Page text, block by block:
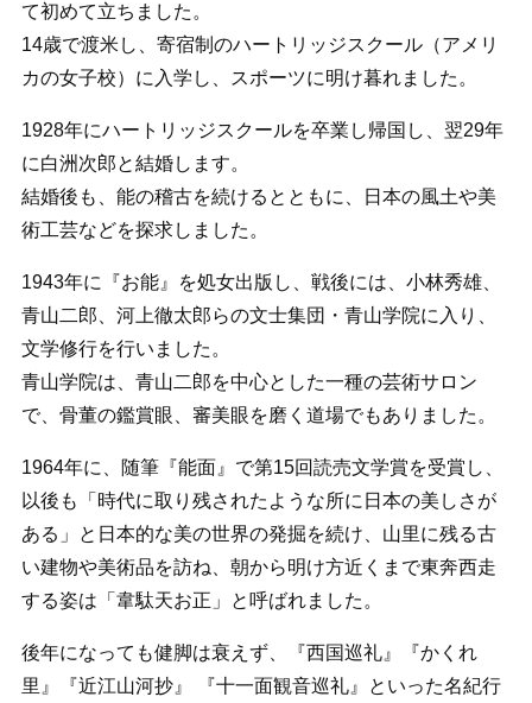
て初めて立ちました。
14歳で渡米し、寄宿制のハートリッジスクール（アメリ
カの女子校）に入学し、スポーツに明け暮れました。
1928年にハートリッジスクールを卒業し帰国し、翌29年
に白洲次郎と結婚します。
結婚後も、能の稽古を続けるとともに、日本の風土や美
術工芸などを探求しました。
1943年に『お能』を処女出版し、戦後には、小林秀雄、
青山二郎、河上徹太郎らの文士集団・青山学院に入り、
文学修行を行いました。
青山学院は、青山二郎を中心とした一種の芸術サロン
で、骨董の鑑賞眼、審美眼を磨く道場でもありました。
1964年に、随筆『能面』で第15回読売文学賞を受賞し、
以後も「時代に取り残されたような所に日本の美しさが
ある」と日本的な美の世界の発掘を続け、山里に残る古
い建物や美術品を訪ね、朝から明け方近くまで東奔西走
する姿は「韋駄天お正」と呼ばれました。
後年になっても健脚は衰えず、『西国巡礼』『かくれ
里』『近江山河抄』 『十一面観音巡礼』といった名紀行